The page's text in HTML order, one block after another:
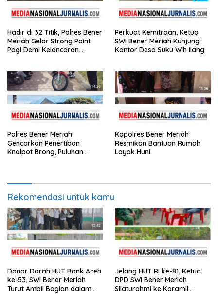
Hadir di 32 Titik, Polres Bener
Meriah Gelar Strong Point
Pagi Demi Kelancaran
Perkuat Kemitraan, Ketua
SWI Bener Meriah Kunjungi
Kantor Desa Suku Wih Ilang
Polres Bener Meriah
Gencarkan Penertiban
Knalpot Brong, Puluhan
Kapolres Bener Meriah
Resmikan Bantuan Rumah
Layak Huni
Rekomendasi untuk kamu
Donor Darah HUT Bank Aceh
ke-53, SWI Bener Meriah
Turut Ambil Bagian dalam
Jelang HUT RI ke-81, Ketua
DPD SWI Bener Meriah
Silaturahmi ke Koramil